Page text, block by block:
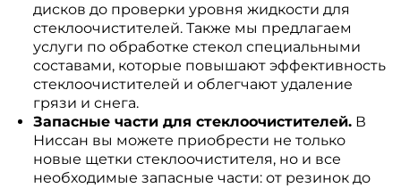
дисков до проверки уровня жидкости для
стеклоочистителей. Также мы предлагаем
услуги по обработке стекол специальными
составами, которые повышают эффективность
стеклоочистителей и облегчают удаление
грязи и снега.
Запасные части для стеклоочистителей.В
Ниссан вы можете приобрести не только
новые щетки стеклоочистителя, но и все
необходимые запасные части: от резинок до